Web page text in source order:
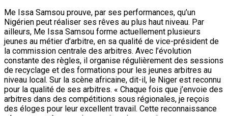
Me Issa Samsou prouve, par ses performances, qu’un
Nigérien peut réaliser ses rêves au plus haut niveau. Par
ailleurs, Me Issa Samsou forme actuellement plusieurs
jeunes au métier d’arbitre, en sa qualité de vice-président de
la commission centrale des arbitres. Avec l’évolution
constante des règles, il organise régulièrement des sessions
de recyclage et des formations pour les jeunes arbitres au
niveau local. Sur la scène africaine, dit-il, le Niger est reconnu
pour la qualité de ses arbitres. « Chaque fois que j’envoie des
arbitres dans des compétitions sous régionales, je reçois
des éloges pour leur excellent travail. Cette reconnaissance